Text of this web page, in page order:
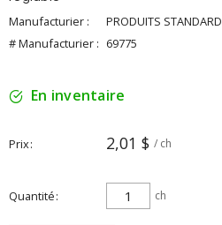
Manufacturier :
PRODUITS STANDARD
# Manufacturier : 69775
En inventaire
Prix 2,01 $ / ch
Quantité ch